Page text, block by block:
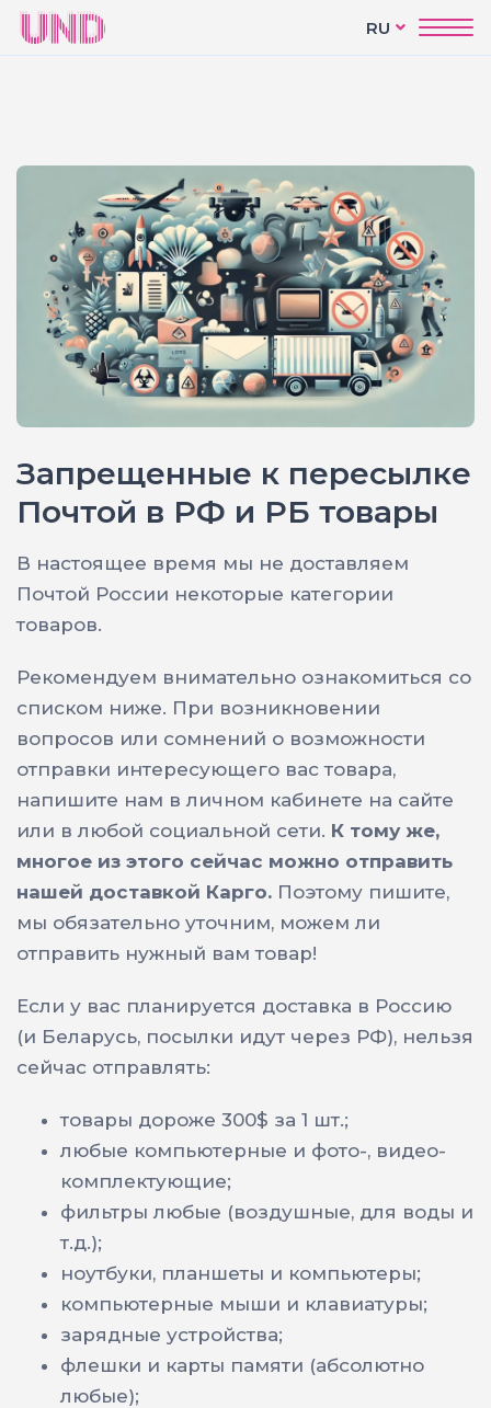
RU
Запрещенные к пересылке
Почтой в РФ и РБ товары
В настоящее время мы не доставляем
Почтой России некоторые категории
товаров.
Рекомендуем внимательно ознакомиться со
списком ниже. При возникновении
вопросов или сомнений о возможности
отправки интересующего вас товара,
напишите нам в личном кабинете на сайте
или в любой социальной сети. К тому же,
многое из этого сейчас можно отправить
нашей доставкой Карго. Поэтому пишите,
мы обязательно уточним, можем ли
отправить нужный вам товар!
Если у вас планируется доставка в Россию
(и Беларусь, посылки идут через РФ), нельзя
сейчас отправлять:
товары дороже 300$ за 1 шт.;
любые компьютерные и фото-, видео-
комплектующие;
фильтры любые (воздушные, для воды и
т.д.);
ноутбуки, планшеты и компьютеры;
компьютерные мыши и клавиатуры;
зарядные устройства;
флешки и карты памяти (абсолютно
любые);